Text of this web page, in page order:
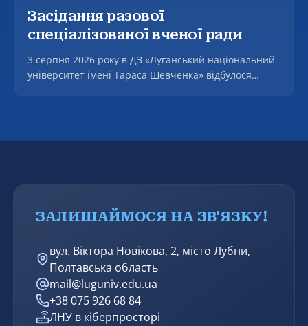
Засідання разової
спеціалізованої вченої ради
3 серпня 2026 року в ДЗ «Луганський національний
університет імені Тараса Шевченка» відбулося
ЗАЛИШАЙМОСЯ НА ЗВ'ЯЗКУ!
вул. Віктора Новікова, 2, місто Лубни,
Полтавська область
mail@luguniv.edu.ua
+38 075 926 68 84
ЛНУ в кіберпросторі